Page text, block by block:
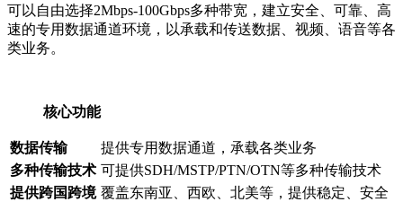
可以自由选择2Mbps-100Gbps多种带宽，建立安全、可靠、高
速的专用数据通道环境，以承载和传送数据、视频、语音等各
类业务。
核心功能
数据传输
提供专用数据通道，承载各类业务
多种传输技术 可提供SDH/MSTP/PTN/OTN等多种传输技术
提供跨国跨境 覆盖东南亚、西欧、北美等，提供稳定、安全